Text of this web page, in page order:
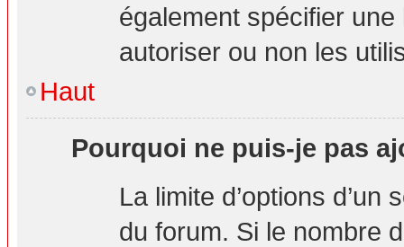
également spécifier
autoriser ou non les
Haut
Pourquoi ne puis-je pas
La limite d’options d’un
du forum. Si le nombre